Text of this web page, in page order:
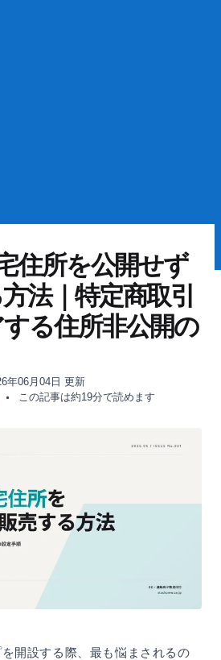
住所を公開せず
法｜特定商取引
る住所非公開の
年06月04日 更新
この記事は約19分で読めます
開設する際、最も悩まされるの